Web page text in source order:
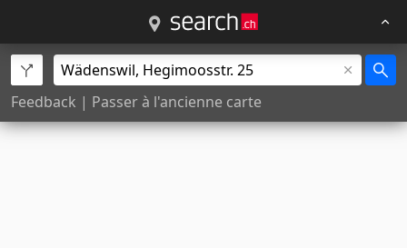
Feedback | Passer à l'ancienne carte